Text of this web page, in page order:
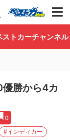
」 Club
ストカーチャンネル
勝から4カ
0
#インディカー